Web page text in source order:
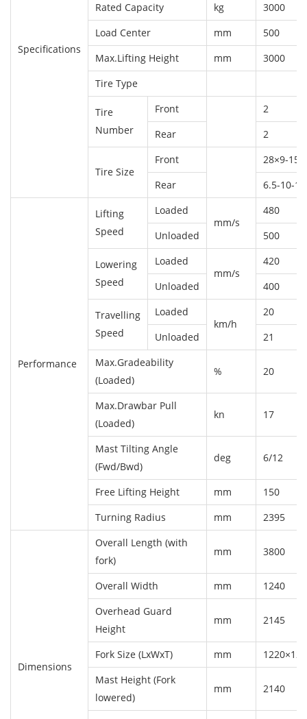
Specifications
Rated Capacity kg
3000
Load Center
mm
500
Max.Lifting Height
mm
3000
Tire Type
Tire
Number
Front
2
Rear
2
Tire Size
Front
28×9-15-
Rear
6.5-10-
Performance
Lifting
Speed
Loaded
mm/s
480
Unloaded
500
Lowering
Speed
Loaded
mm/s
420
Unloaded
400
Travelling
Speed
Loaded
km/h
20
Unloaded
21
Max.Gradeability
(Loaded)
% 20
Max.Drawbar Pull
(Loaded)
kn 17
Mast Tilting Angle
(Fwd/Bwd)
deg 6/12
Free Lifting Height mm
150
Turning Radius
mm 2395
Dimensions
Overall Length (with
fork)
mm 3800
Overall Width mm
1240
Overhead Guard
Height
mm 2145
Fork Size (LxWxT) mm
Mast Height (Fork
lowered)
mm 2140